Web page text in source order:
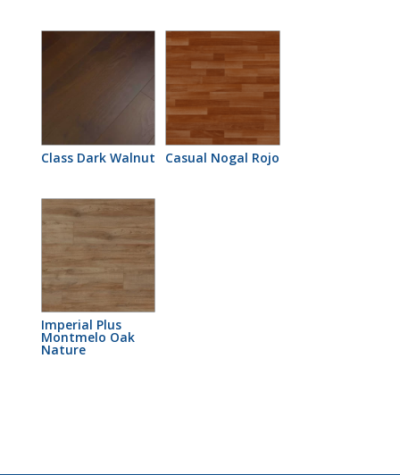
Class Dark Walnut Casual Nogal Rojo
Imperial Plus
Montmelo Oak
Nature